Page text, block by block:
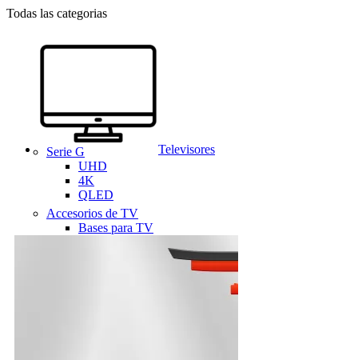
Todas las categorias
Televisores
Serie G
UHD
4K
QLED
Accesorios de TV
Bases para TV